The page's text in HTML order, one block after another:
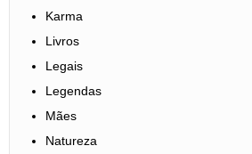
Karma
Livros
Legais
Legendas
Mães
Natureza